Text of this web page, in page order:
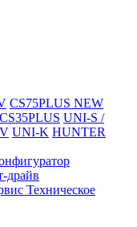
CS75PLUS NEW
CS35PLUS UNI-S /
UNI-K HUNTER
драйв
Техническое